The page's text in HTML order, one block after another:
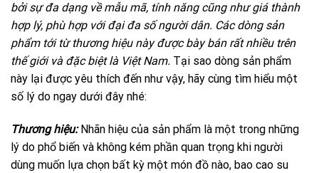
bởi sự đa dạng về mẫu mã, tính năng cũng như giá thành
hợp lý, phù hợp với đại đa số người dân. Các dòng sản
phẩm tới từ thương hiệu này được bày bán rất nhiều trên
thế giới và đặc biệt là Việt Nam. Tại sao dòng sản phẩm
này lại được yêu thích đến như vậy, hãy cùng tìm hiểu một
số lý do ngay dưới đây nhé:
Thương hiệu: Nhãn hiệu của sản phẩm là một trong những
lý do phổ biến và không kém phần quan trọng khi người
dùng muốn lựa chọn bất kỳ một món đồ nào, bao cao su